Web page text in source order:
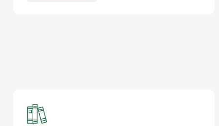
ДОКТОРОМ И